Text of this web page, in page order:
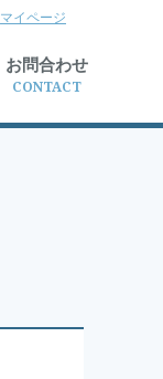
マイページ
お問合わせ
CONTACT